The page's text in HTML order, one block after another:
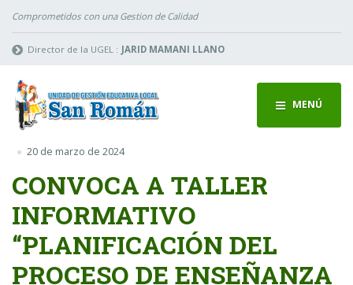
Comprometidos con una Gestion de Calidad
Director de la UGEL : JARID MAMANI LLANO
MENÚ
20 de marzo de 2024
CONVOCA A TALLER
INFORMATIVO
“PLANIFICACIÓN DEL
PROCESO DE ENSEÑANZA